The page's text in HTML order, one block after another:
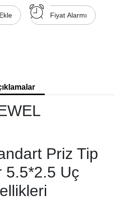
Fiyat Alarmı
Priz Tip
5.5*2.5 Uç